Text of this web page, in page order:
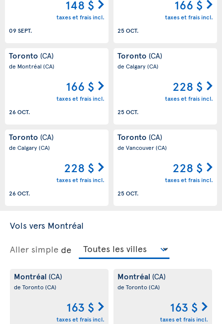
148 $
taxes et frais incl.
09 SEPT.
166 $
taxes et frais incl.
25 OCT.
Toronto (CA)
de Montréal(CA)
166 $
taxes et frais incl.
26 OCT.
Toronto (CA)
de Calgary(CA)
228 $
taxes et frais incl.
25 OCT.
Toronto (CA)
de Calgary(CA)
228 $
taxes et frais incl.
26 OCT.
Toronto (CA)
de Vancouver(CA)
228 $
taxes et frais incl.
25 OCT.
Vols vers Montréal
Aller simple de
Montréal (CA)
de Toronto(CA)
163 $
taxes et frais incl.
Montréal (CA)
de Toronto(CA)
163 $
taxes et frais incl.